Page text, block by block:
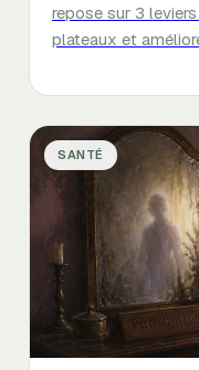
repose sur 3
plateaux et
SANTÉ